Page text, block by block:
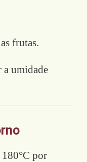
frutas.
a umidade
por